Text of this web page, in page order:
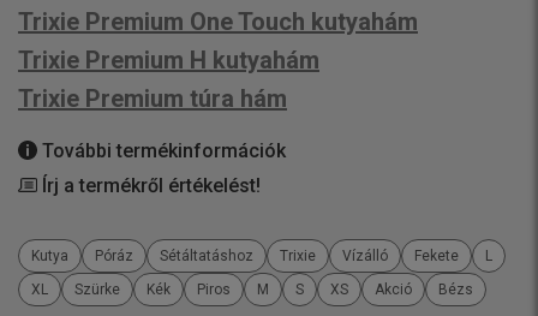
Trixie Premium One Touch kutyahám
Trixie Premium H kutyahám
Trixie Premium túra hám
További termékinformációk
Írj a termékről értékelést!
Kutya Póráz Sétáltatáshoz Trixie Vízálló Fekete
L
XL
Szürke Kék Piros M S XS Akció Bézs